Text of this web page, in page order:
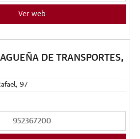
Ver web
DE TRANSPORTES,
97
952367200